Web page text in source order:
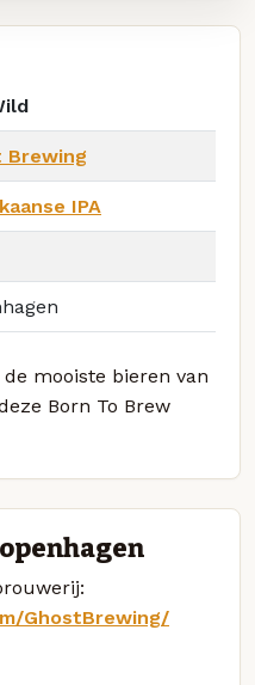
Brewing
IPA
mooiste bieren van
Born To Brew
GhostBrewing/